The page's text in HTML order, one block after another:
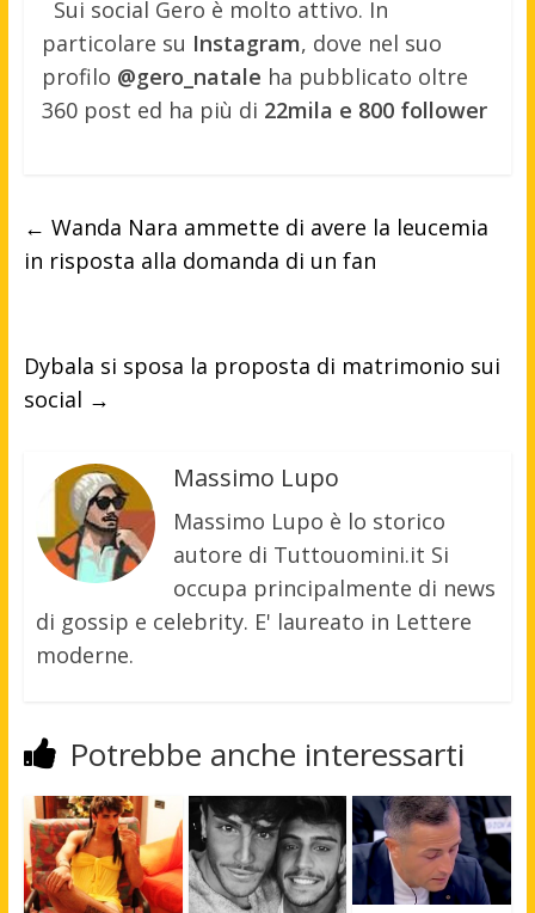
Sui social Gero è molto attivo. In
particolare su Instagram, dove nel suo
profilo @gero_natale ha pubblicato oltre
360 post ed ha più di 22mila e 800 follower
← Wanda Nara ammette di avere la leucemia
in risposta alla domanda di un fan
Dybala si sposa la proposta di matrimonio sui
social →
Massimo Lupo
Massimo Lupo è lo storico
autore di Tuttouomini.it Si
occupa principalmente di news
di gossip e celebrity. E' laureato in Lettere
moderne.
Potrebbe anche interessarti